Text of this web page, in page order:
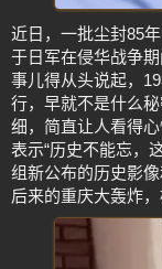
近日，一批尘封85
于日军在侵华战争
事儿得从头说起，
行，早就不是什么
细，简直让人看得
表示“历史不能忘，
组新公布的历史影
后来的重庆大轰炸